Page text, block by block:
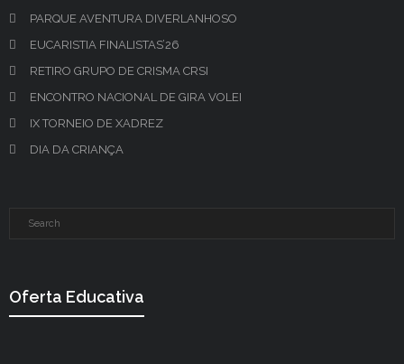
PARQUE AVENTURA DIVERLANHOSO
EUCARISTIA FINALISTAS’26
RETIRO GRUPO DE CRISMA CRSI
ENCONTRO NACIONAL DE GIRA VOLEI
IX TORNEIO DE XADREZ
DIA DA CRIANÇA
Oferta Educativa